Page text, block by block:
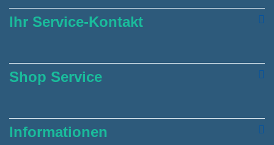
Ihr Service-Kontakt
Shop Service
Informationen